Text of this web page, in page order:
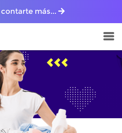
más...